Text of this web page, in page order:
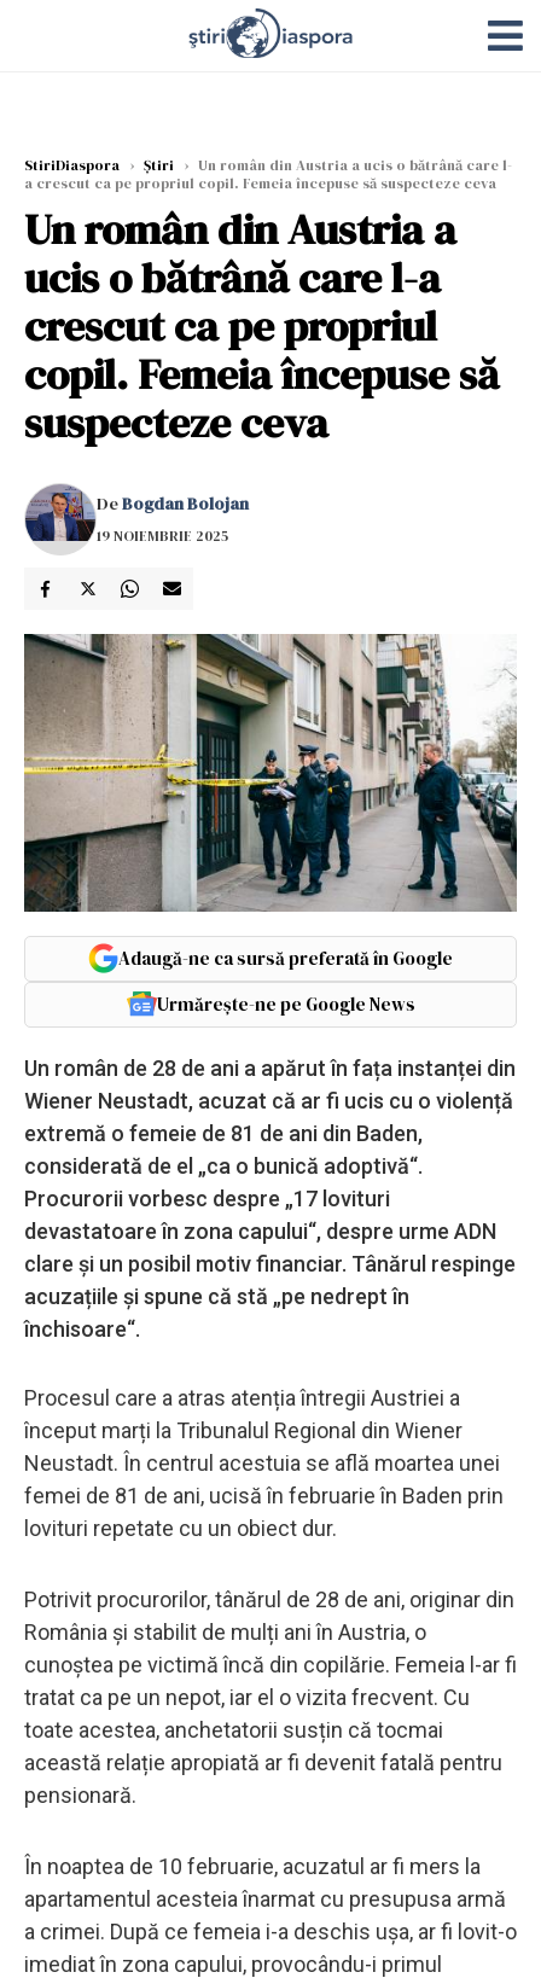
StiriDiaspora › Știri › Un român din Austria a ucis o bătrână care l-
a crescut ca pe propriul copil. Femeia începuse să suspecteze ceva
Un român din Austria a
ucis o bătrână care l-a
crescut ca pe propriul
copil. Femeia începuse să
suspecteze ceva
DeBogdan Bolojan
19 NOIEMBRIE 2025
Adaugă-ne ca sursă preferată în Google
Urmărește-ne pe Google News
Un român de 28 de ani a apărut în fața instanței din
Wiener Neustadt, acuzat că ar fi ucis cu o violență
extremă o femeie de 81 de ani din Baden,
considerată de el „ca o bunică adoptivă“.
Procurorii vorbesc despre „17 lovituri
devastatoare în zona capului“, despre urme ADN
clare și un posibil motiv financiar. Tânărul respinge
acuzațiile și spune că stă „pe nedrept în
închisoare“.
Procesul care a atras atenția întregii Austriei a
început marți la Tribunalul Regional din Wiener
Neustadt. În centrul acestuia se află moartea unei
femei de 81 de ani, ucisă în februarie în Baden prin
lovituri repetate cu un obiect dur.
Potrivit procurorilor, tânărul de 28 de ani, originar din
România și stabilit de mulți ani în Austria, o
cunoștea pe victimă încă din copilărie. Femeia l-ar fi
tratat ca pe un nepot, iar el o vizita frecvent. Cu
toate acestea, anchetatorii susțin că tocmai
această relație apropiată ar fi devenit fatală pentru
pensionară.
În noaptea de 10 februarie, acuzatul ar fi mers la
apartamentul acesteia înarmat cu presupusa armă
a crimei. După ce femeia i-a deschis ușa, ar fi lovit-o
imediat în zona capului, provocându-i primul